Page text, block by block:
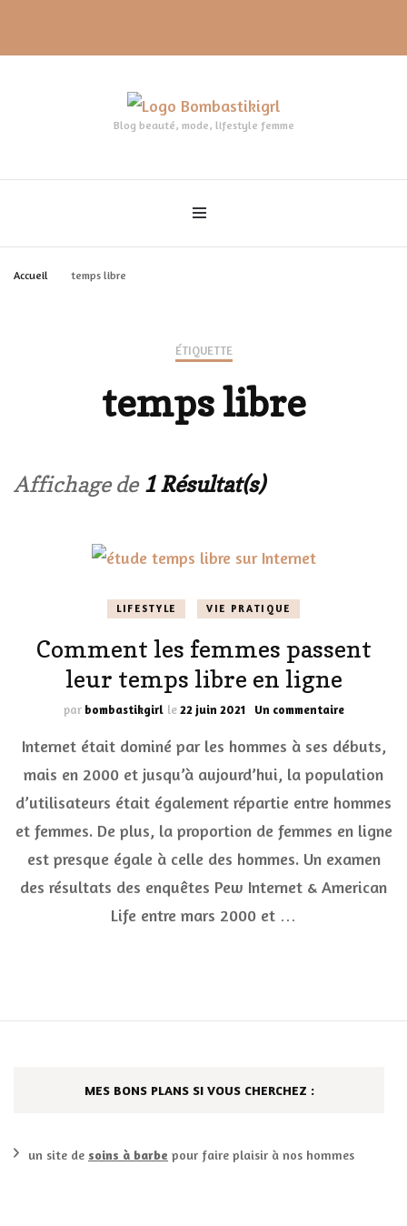
Blog beauté, mode, lifestyle femme
Accueil temps libre
ÉTIQUETTE
temps libre
Affichage de 1 Résultat(s)
LIFESTYLE VIE PRATIQUE
Comment les femmes passent
leur temps libre en ligne
par bombastikgirl le22 juin 2021 Un commentairesur
les
passent
leur
libre
en
Internet était dominé par les hommes à ses débuts,
mais en 2000 et jusqu’à aujourd’hui, la population
d’utilisateurs était également répartie entre hommes
et femmes. De plus, la proportion de femmes en ligne
est presque égale à celle des hommes. Un examen
des résultats des enquêtes Pew Internet & American
Life entre mars 2000 et …
MES BONS PLANS SI VOUS CHERCHEZ :
un site de soins à barbe pour faire plaisir à nos hommes